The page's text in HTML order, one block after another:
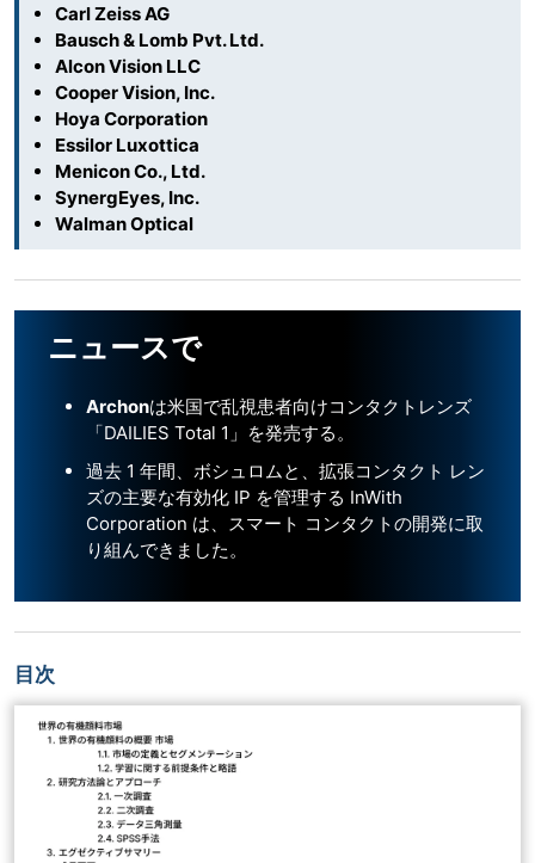
Carl Zeiss AG
Bausch & Lomb Pvt. Ltd.
Alcon Vision LLC
Cooper Vision, Inc.
Hoya Corporation
Essilor Luxottica
Menicon Co., Ltd.
SynergEyes, Inc.
Walman Optical
ニュースで
Archonは米国で乱視患者向けコンタクトレンズ
「DAILIES Total 1」を発売する。
過去 1 年間、ボシュロムと、拡張コンタクト レン
ズの主要な有効化 IP を管理する InWith
Corporation は、スマート コンタクトの開発に取
り組んできました。
目次